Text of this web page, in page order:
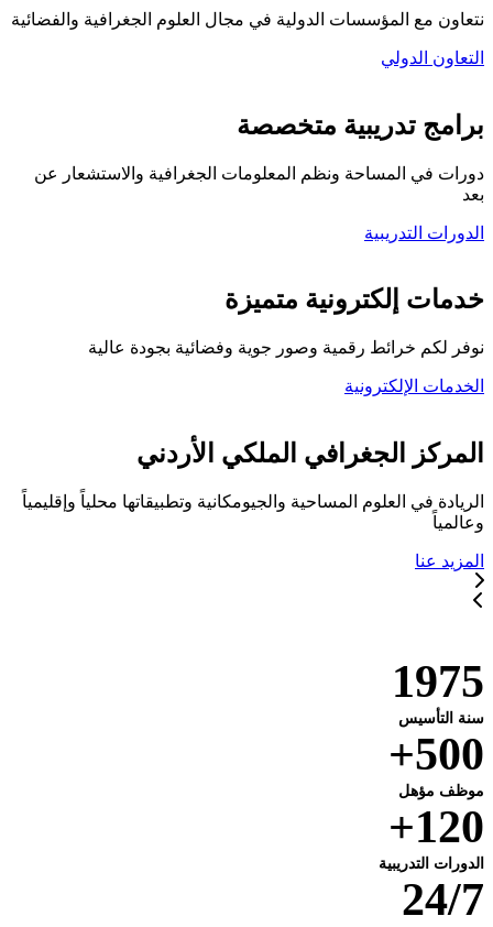
نتعاون مع المؤسسات الدولية في مجال العلوم الجغرافية والفضائية
التعاون الدولي
برامج تدريبية متخصصة
دورات في المساحة ونظم المعلومات الجغرافية والاستشعار عن
بعد
الدورات التدريبية
خدمات إلكترونية متميزة
نوفر لكم خرائط رقمية وصور جوية وفضائية بجودة عالية
الخدمات الإلكترونية
المركز الجغرافي الملكي الأردني
الريادة في العلوم المساحية والجيومكانية وتطبيقاتها محلياً وإقليمياً
وعالمياً
المزيد عنا
1975
سنة التأسيس
500+
موظف مؤهل
120+
الدورات التدريبية
24/7